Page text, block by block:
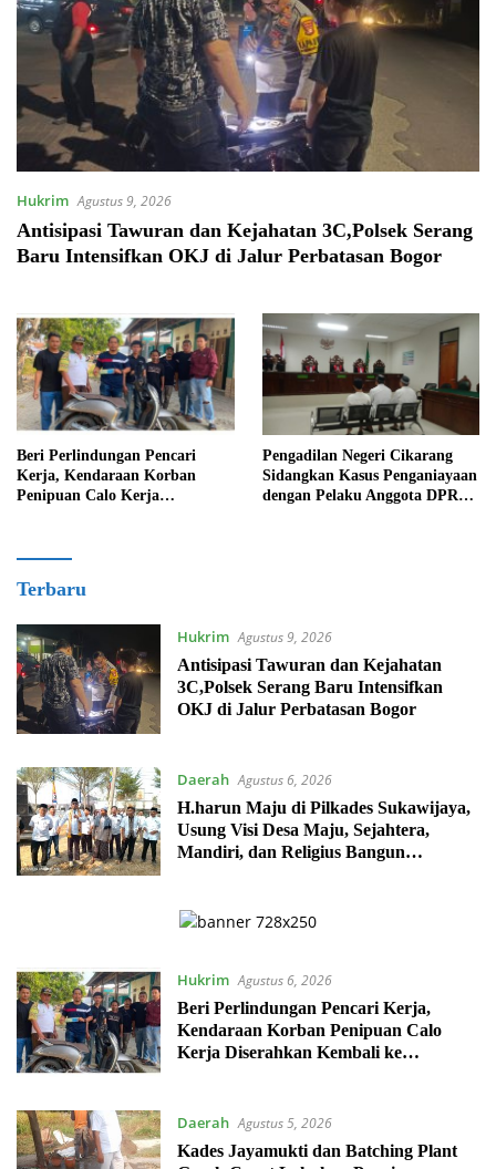
Hukrim Agustus 9, 2026
Antisipasi Tawuran dan Kejahatan 3C,Polsek Serang
Baru Intensifkan OKJ di Jalur Perbatasan Bogor
Beri Perlindungan Pencari
Kerja, Kendaraan Korban
Penipuan Calo Kerja
Pengadilan Negeri Cikarang
Sidangkan Kasus Penganiayaan
dengan Pelaku Anggota DPRD
Newsroomterkini.com
Terbaru
Hukrim Agustus 9, 2026
Antisipasi Tawuran dan Kejahatan
3C,Polsek Serang Baru Intensifkan
OKJ di Jalur Perbatasan Bogor
Daerah Agustus 6, 2026
H.harun Maju di Pilkades Sukawijaya,
Usung Visi Desa Maju, Sejahtera,
Mandiri, dan Religius Bangun
Hukrim Agustus 6, 2026
Beri Perlindungan Pencari Kerja,
Kendaraan Korban Penipuan Calo
Kerja Diserahkan Kembali ke
Daerah Agustus 5, 2026
Kades Jayamukti dan Batching Plant